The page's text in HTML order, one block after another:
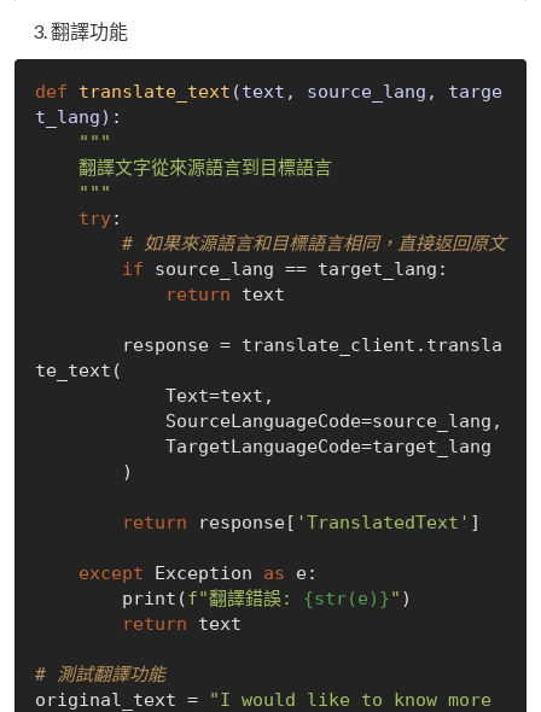
翻譯功能
def translate_text (text, source_lang, targe
t_lang) :
"""
    """
try:
# 如果來源語言和目標語言相同，直接返回原文
if source_lang == target_lang:
return text
te_text(
return response[ 'TranslatedText' ]
except Exception as e:
        print(
f"翻譯錯誤: {str(e)}" )
return text
# 測試翻譯功能
original_text =
"I would like to know more